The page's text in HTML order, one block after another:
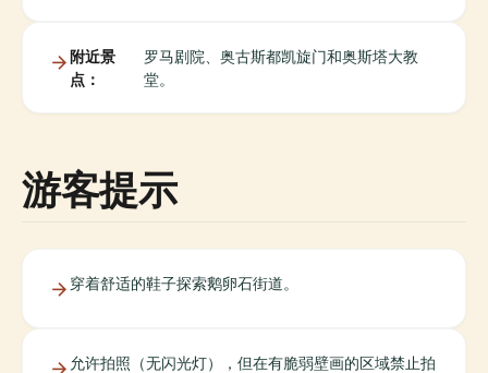
附近景
点：
罗马剧院、奥古斯都凯旋门和奥斯塔大教
堂。
游客提示
穿着舒适的鞋子探索鹅卵石街道。
允许拍照（无闪光灯），但在有脆弱壁画的区域禁止拍